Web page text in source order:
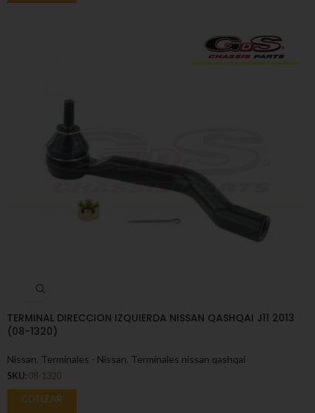
TERMINAL DIRECCION IZQUIERDA NISSAN QASHQAI J11 2013
(08-1320)
Nissan Terminales - Nissan Terminales nissan qashqai
SKU: 08-1320
COTIZAR